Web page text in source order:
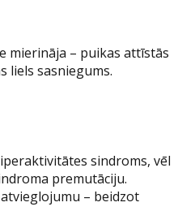
mierināja – puikas attīstās
liels sasniegums.
sindroms, vēl
premutāciju.
– beidzot